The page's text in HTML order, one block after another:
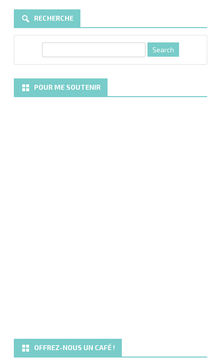
RECHERCHE
c
POUR ME SOUTENIR
OFFREZ-NOUS UN CAFÉ !